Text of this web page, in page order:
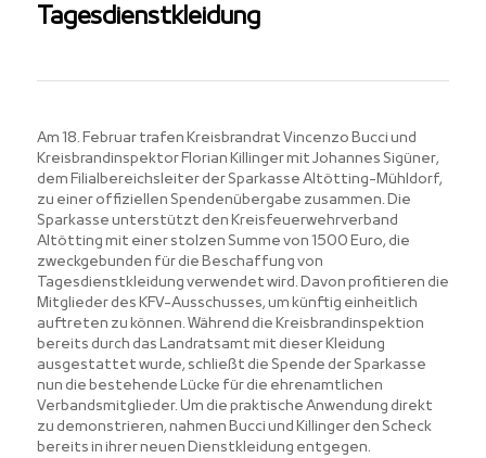
Tagesdienstkleidung
Am 18. Februar trafen Kreisbrandrat Vincenzo Bucci und
Kreisbrandinspektor Florian Killinger mit Johannes Sigüner,
dem Filialbereichsleiter der Sparkasse Altötting-Mühldorf,
zu einer offiziellen Spendenübergabe zusammen. Die
Sparkasse unterstützt den Kreisfeuerwehrverband
Altötting mit einer stolzen Summe von 1500 Euro, die
zweckgebunden für die Beschaffung von
Tagesdienstkleidung verwendet wird. Davon profitieren die
Mitglieder des KFV-Ausschusses, um künftig einheitlich
auftreten zu können. Während die Kreisbrandinspektion
bereits durch das Landratsamt mit dieser Kleidung
ausgestattet wurde, schließt die Spende der Sparkasse
nun die bestehende Lücke für die ehrenamtlichen
Verbandsmitglieder. Um die praktische Anwendung direkt
zu demonstrieren, nahmen Bucci und Killinger den Scheck
bereits in ihrer neuen Dienstkleidung entgegen.